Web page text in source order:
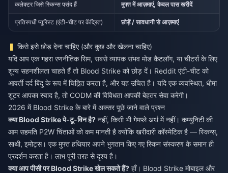
कलेक्टर जिसे स्किन्स पसंद हैं मुफ्त में आज़माएं, केवल पास खरीदें
प्रतिस्पर्धी प्यूरिस्ट (एंटी-चीट पर केंद्रित) छोड़ें / सावधानी से आज़माएं
किसे इसे छोड़ देना चाहिए (और कुछ और खेलना चाहिए)
यदि आप एक गहरा रणनीतिक सिम, सबसे व्यापक संभव मोड कैटलॉग, या चीटर्स के लिए
शून्य सहनशीलता चाहते हैं तो Blood Strike को छोड़ दें। Reddit एंटी-चीट को
आवर्ती दर्द बिंदु के रूप में चिह्नित करता है, और यह उचित है। यदि एक व्यवस्थित, धीमा
शूटर आपका स्वाद है, तो CODM की विविधता आपकी बेहतर सेवा करेगी।
2026 में Blood Strike के बारे में अक्सर पूछे जाने वाले प्रश्न
क्या Blood Strike पे-टू-विन है? नहीं, किसी भी गेमप्ले अर्थ में नहीं। कम्युनिटी की
आम सहमति P2W चिंताओं को कम मानती है क्योंकि खरीदारी कॉस्मेटिक है — स्किन्स,
साथी, इमोट्स। एक मुफ्त हथियार अपने भुगतान किए गए स्किन संस्करण के समान ही
प्रदर्शन करता है। लाभ पूरी तरह से दृश्य है।
क्या आप पीसी पर Blood Strike खेल सकते हैं? हाँ। Blood Strike मोबाइल और